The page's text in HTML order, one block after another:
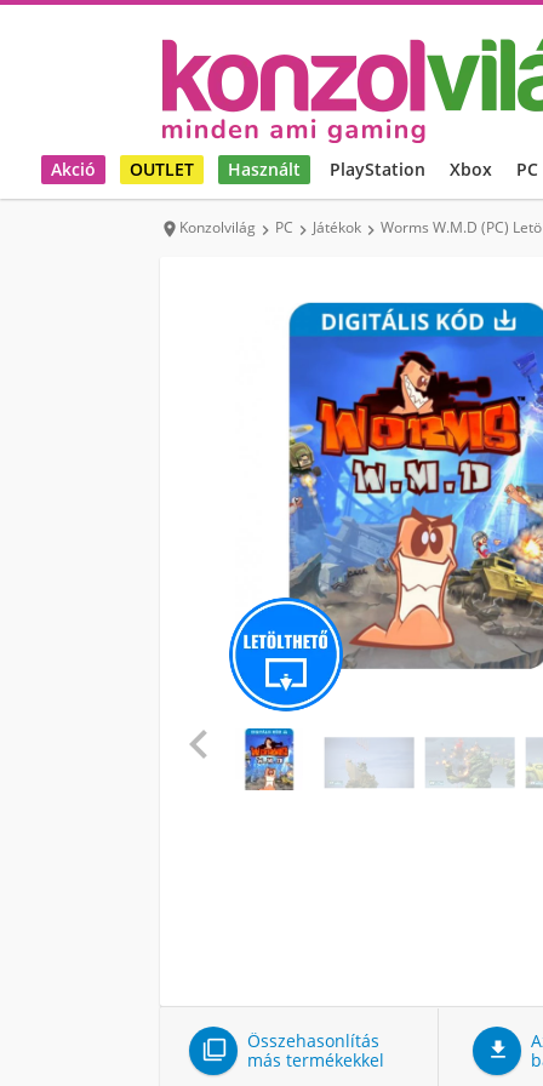
Akció OUTLET Használt PlayStation Xbox PC
 Konzolvilág  PC Játékok  Worms W.M.D (PC)


Összehasonlítás
más termékekkel
